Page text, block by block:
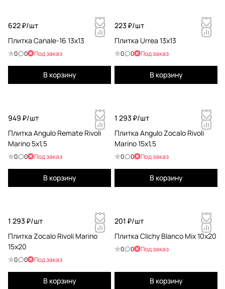
622 ₽/шт
Плитка Canale-16 13x13
0 0 Под заказ
В корзину
223 ₽/шт
Плитка Urrea 13x13
0 0 Под заказ
В корзину
949 ₽/шт
Плитка Angulo Remate Rivoli
Marino 5x1,5
0 0 Под заказ
В корзину
1 293 ₽/шт
Плитка Angulo Zocalo Rivoli
Marino 15x1,5
0 0 Под заказ
В корзину
1 293 ₽/шт
Плитка Zocalo Rivoli Marino
15x20
0 0 Под заказ
В корзину
201 ₽/шт
Плитка Clichy Blanco Mix 10x20
0 0 Под заказ
В корзину